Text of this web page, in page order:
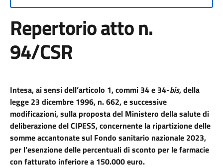
Repertorio atto n.
94/CSR
Intesa, ai sensi dell’articolo 1, commi 34 e 34-bis, della
legge 23 dicembre 1996, n. 662, e successive
modificazioni, sulla proposta del Ministero della salute di
deliberazione del CIPESS, concernente la ripartizione delle
somme accantonate sul Fondo sanitario nazionale 2023,
per l’esenzione delle percentuali di sconto per le farmacie
con fatturato inferiore a 150.000 euro.